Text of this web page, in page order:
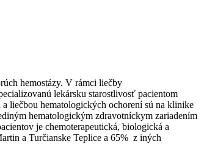
hemostázy. V rámci liečby
lekársku starostlivosť pacientom
liečbou hematologických ochorení sú na klinike
hematologickým zdravotníckym zariadením
je chemoterapeutická, biologická a
a Turčianske Teplice a 65% z iných